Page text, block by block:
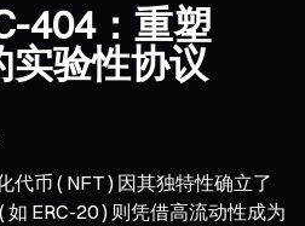
404：重塑
实验性协议
代币 ( NFT ) 因其独特性确立了
ERC-20 ) 则凭借高流动性成为